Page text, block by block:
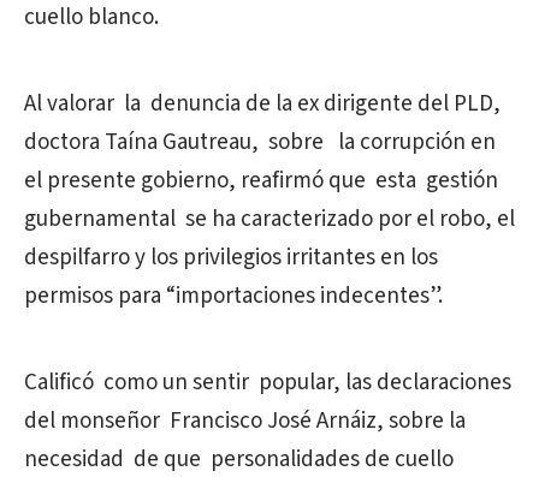
cuello blanco.
Al valorar la denuncia de la ex dirigente del PLD,
doctora Taína Gautreau, sobre la corrupción en
el presente gobierno, reafirmó que esta gestión
gubernamental se ha caracterizado por el robo, el
despilfarro y los privilegios irritantes en los
permisos para “importaciones indecentes”.
Calificó como un sentir popular, las declaraciones
del monseñor Francisco José Arnáiz, sobre la
necesidad de que personalidades de cuello